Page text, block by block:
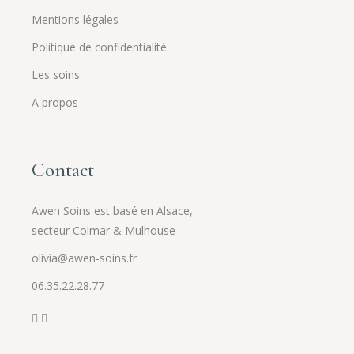
Mentions légales
Politique de confidentialité
Les soins
A propos
Contact
Awen Soins est basé en Alsace,
secteur Colmar & Mulhouse
olivia@awen-soins.fr
06.35.22.28.77